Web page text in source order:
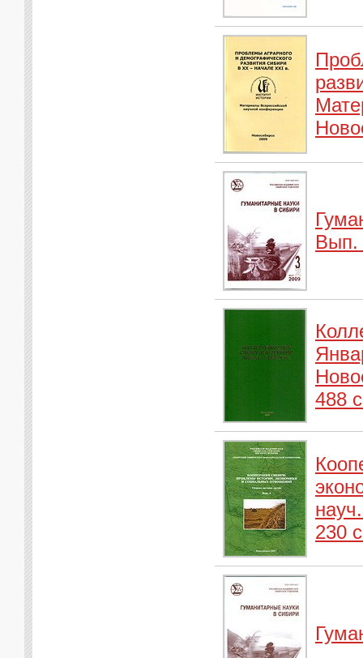
Вып.
488
230